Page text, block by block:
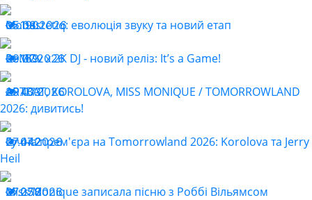
05.08.2026
190
Monastetiq: еволюція звуку та новий етап
29.07.2026
169
ReMOv x 2K DJ - новий реліз: It’s a Game!
29.07.2026
403
ARTBAT, KOROLOVA, MISS MONIQUE / TOMORROWLAND
2026: дивитись!
27.07.2026
442
Гучна прем'єра на Tomorrowland 2026: Korolova та Jerry
Heil
27.07.2026
258
Miss Monique записала пісню з Роббі Вільямсом